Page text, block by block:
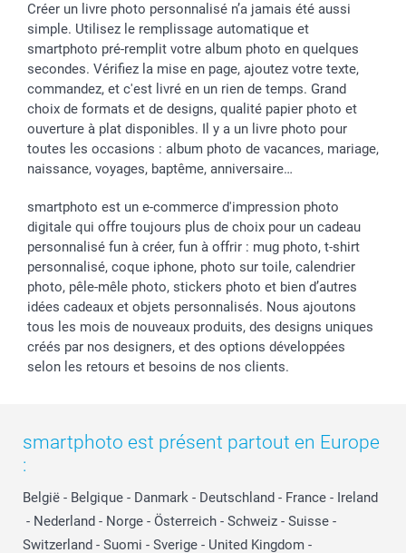
Créer un livre photo personnalisé n’a jamais été aussi
simple. Utilisez le remplissage automatique et
smartphoto pré-remplit votre album photo en quelques
secondes. Vérifiez la mise en page, ajoutez votre texte,
commandez, et c'est livré en un rien de temps. Grand
choix de formats et de designs, qualité papier photo et
ouverture à plat disponibles. Il y a un livre photo pour
toutes les occasions : album photo de vacances, mariage,
naissance, voyages, baptême, anniversaire…
smartphoto est un e-commerce d'impression photo
digitale qui offre toujours plus de choix pour un cadeau
personnalisé fun à créer, fun à offrir : mug photo, t-shirt
personnalisé, coque iphone, photo sur toile, calendrier
photo, pêle-mêle photo, stickers photo et bien d’autres
idées cadeaux et objets personnalisés. Nous ajoutons
tous les mois de nouveaux produits, des designs uniques
créés par nos designers, et des options développées
selon les retours et besoins de nos clients.
smartphoto est présent partout en Europe
:
België - Belgique - Danmark - Deutschland - France - Ireland
- Nederland - Norge - Österreich - Schweiz - Suisse -
Switzerland - Suomi - Sverige - United Kingdom -